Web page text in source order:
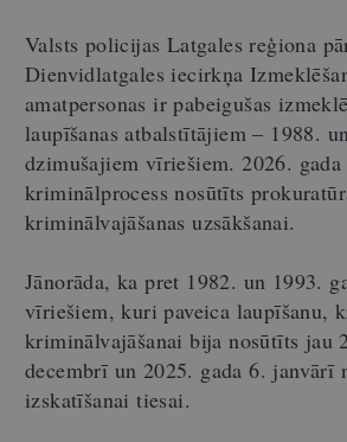
Valsts policijas Latgales reģiona
Dienvidlatgales iecirkņa
amatpersonas ir pabeigušas
laupīšanas atbalstītājiem – 1988.
dzimušajiem vīriešiem. 2026.
kriminālprocess nosūtīts
kriminālvajāšanas uzsākšanai.
Jānorāda, ka pret 1982. un 1993.
vīriešiem, kuri paveica laupīšanu,
kriminālvajāšanai bija nosūtīts jau
decembrī un 2025. gada 6. janvārī
izskatīšanai tiesai.